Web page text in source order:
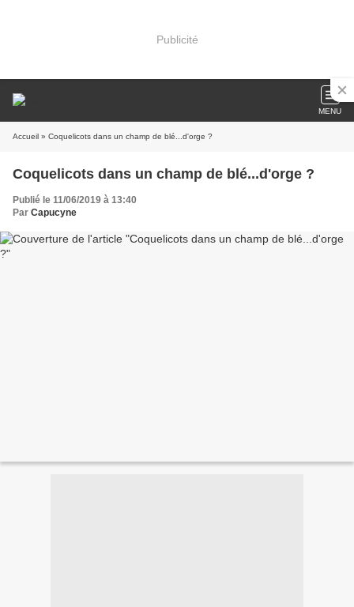
Publicité
MENU
Accueil » Coquelicots dans un champ de blé...d'orge ?
Coquelicots dans un champ de blé...d'orge ?
Publié le 11/06/2019 à 13:40
Par Capucyne